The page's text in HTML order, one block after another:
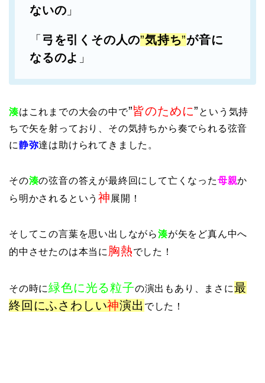
ないの 」
「 弓を引くその人の”気持ち”が音に
なるのよ 」
湊はこれまでの大会の中で”皆のために” という気持
ちで矢を射っており、その気持ちから奏でられる弦音
に静弥達は助けられてきました。
その湊の弦音の答えが最終回にして亡くなった母親か
ら明かされるという神 展開！
そしてこの言葉を思い出しながら湊が矢をど真ん中へ
的中させたのは本当に 胸熱でした！
その時に緑色に光る粒子の演出もあり、まさに最
終回にふさわしい神演出 でした！